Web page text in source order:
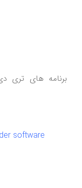
برنامه های تری
software